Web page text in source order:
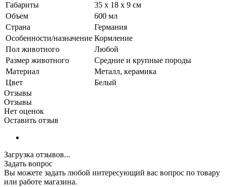
Габариты
35 х 18 х 9 см
Объем
600 мл
Страна
Германия
Особенности/назначение Кормление
Пол животного
Любой
Размер животного
Средние и крупные породы
Материал
Металл, керамика
Цвет
Белый
Отзывы
Отзывы
Нет оценок
Оставить отзыв
Загрузка отзывов...
Задать вопрос
Вы можете задать любой интересующий вас вопрос по товару
или работе магазина.